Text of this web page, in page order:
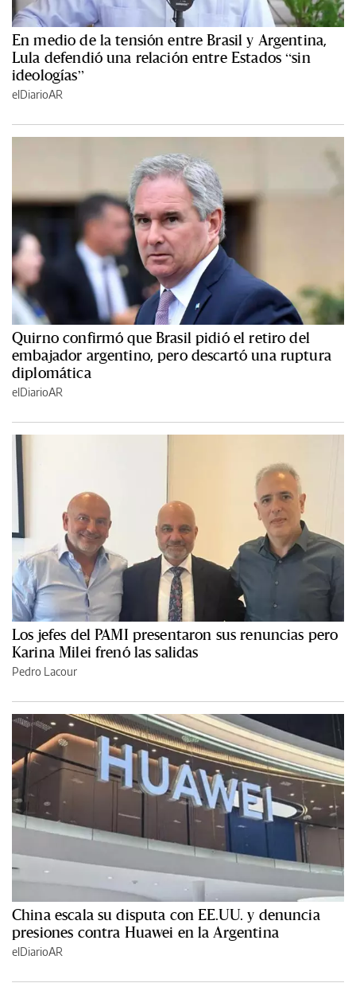
En medio de la tensión entre Brasil y Argentina,
Lula defendió una relación entre Estados “sin
ideologías”
elDiarioAR
Quirno confirmó que Brasil pidió el retiro del
embajador argentino, pero descartó una ruptura
diplomática
elDiarioAR
Los jefes del PAMI presentaron sus renuncias pero
Karina Milei frenó las salidas
Pedro Lacour
China escala su disputa con EE.UU. y denuncia
presiones contra Huawei en la Argentina
elDiarioAR